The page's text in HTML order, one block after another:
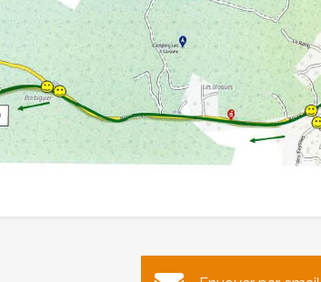
Projet et financement classe